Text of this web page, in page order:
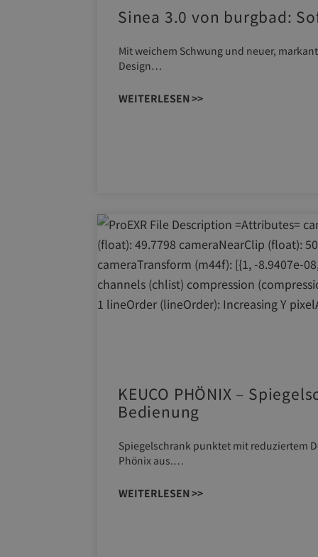
Sinea 3.0 von burgbad:
Mit weichem Schwung und neuer,
Design…
WEITERLESEN >>
KEUCO PHÖNIX –
Bedienung
Spiegelschrank punktet mit reduziertem
Phönix aus.…
WEITERLESEN >>